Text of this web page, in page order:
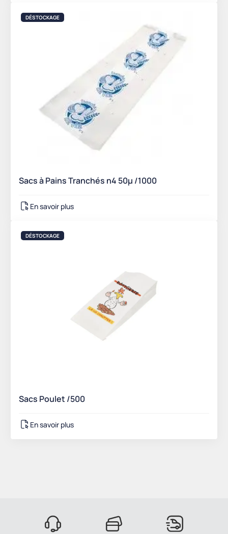
DÉSTOCKAGE
Sacs à Pains Tranchés n4 50µ /1000
En savoir plus
DÉSTOCKAGE
Sacs Poulet /500
En savoir plus